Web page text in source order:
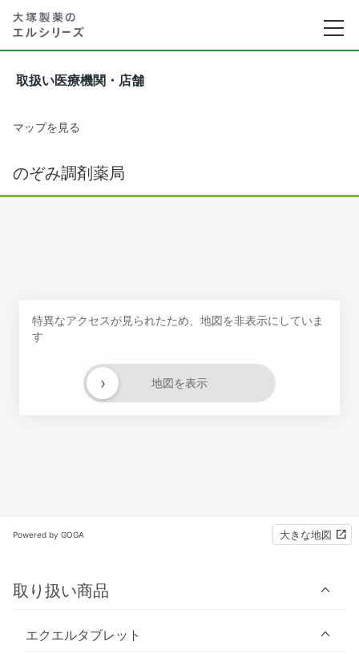
取扱い医療機関・店舗
マップを見る
のぞみ調剤薬局
特異なアクセスが見られたため、地図を非表示にしていま
す
地図を表示
›
Powered by GOGA 大きな地図
取り扱い商品
エクエルタブレット